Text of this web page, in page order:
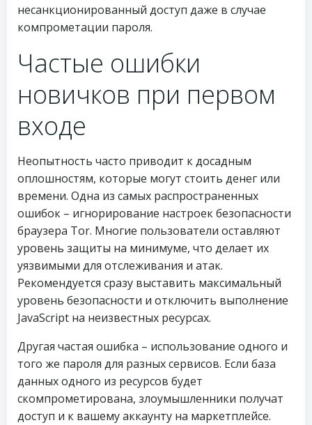
несанкционированный доступ даже в случае
компрометации пароля.
Частые ошибки
новичков при первом
входе
Неопытность часто приводит к досадным
оплошностям, которые могут стоить денег или
времени. Одна из самых распространенных
ошибок – игнорирование настроек безопасности
браузера Tor. Многие пользователи оставляют
уровень защиты на минимуме, что делает их
уязвимыми для отслеживания и атак.
Рекомендуется сразу выставить максимальный
уровень безопасности и отключить выполнение
JavaScript на неизвестных ресурсах.
Другая частая ошибка – использование одного и
того же пароля для разных сервисов. Если база
данных одного из ресурсов будет
скомпрометирована, злоумышленники получат
доступ и к вашему аккаунту на маркетплейсе.